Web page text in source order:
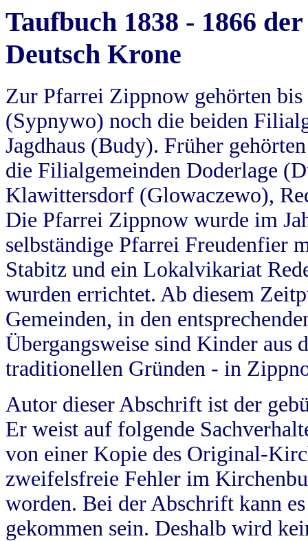
Taufbuch 1838 - 1866
Deutsch Krone
Zur Pfarrei Zippnow gehörten
(Sypnywo) noch die beiden
Jagdhaus (Budy). Früher
die Filialgemeinden Doderlage
Klawittersdorf (Glowaczewo),
Die Pfarrei Zippnow wurde im
selbständige Pfarrei Freudenfier
Stabitz und ein Lokalvikariat
wurden errichtet. Ab diesem
Gemeinden, in den
Übergangsweise sind Kinder aus
traditionellen Gründen - in
Autor dieser Abschrift ist der
Er weist auf folgende
von einer Kopie des Original-
zweifelsfreie Fehler im
worden. Bei der Abschrift kann
gekommen sein. Deshalb wird